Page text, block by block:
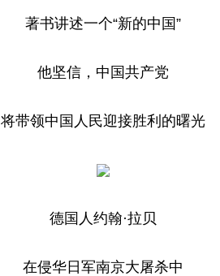
著书讲述一个“新的中国”
他坚信，中国共产党
将带领中国人民迎接胜利的曙光
德国人约翰·拉贝
在侵华日军南京大屠杀中